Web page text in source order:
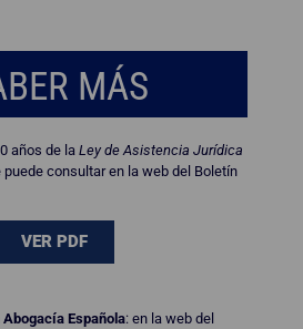
MÁS
años de la Ley de Asistencia Jurídica
puede consultar en la web del Boletín
VER PDF
Española: en la web del